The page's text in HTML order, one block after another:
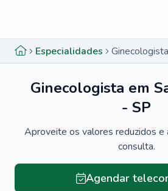
Especialidades
Ginecologista em
- SP
Aproveite os valores reduzidos e
consulta.
Agendar